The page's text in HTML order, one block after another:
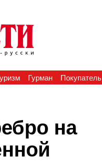
Гурман Покупатель
на